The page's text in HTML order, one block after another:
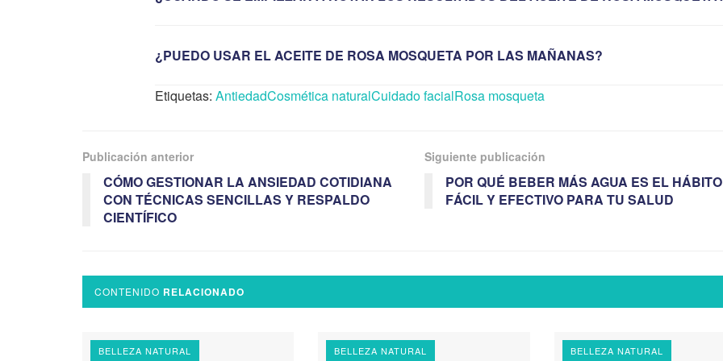
¿PUEDO USAR EL ACEITE DE ROSA MOSQUETA POR LAS MAÑANAS?
Etiquetas: AntiedadCosmética naturalCuidado facialRosa mosqueta
Publicación anterior
CÓMO GESTIONAR LA ANSIEDAD COTIDIANA
CON TÉCNICAS SENCILLAS Y RESPALDO
CIENTÍFICO
Siguiente publicación
POR QUÉ BEBER MÁS AGUA ES EL
FÁCIL Y EFECTIVO PARA TU SALUD
CONTENIDO RELACIONADO
BELLEZA NATURAL BELLEZA NATURAL BELLEZA NATURAL